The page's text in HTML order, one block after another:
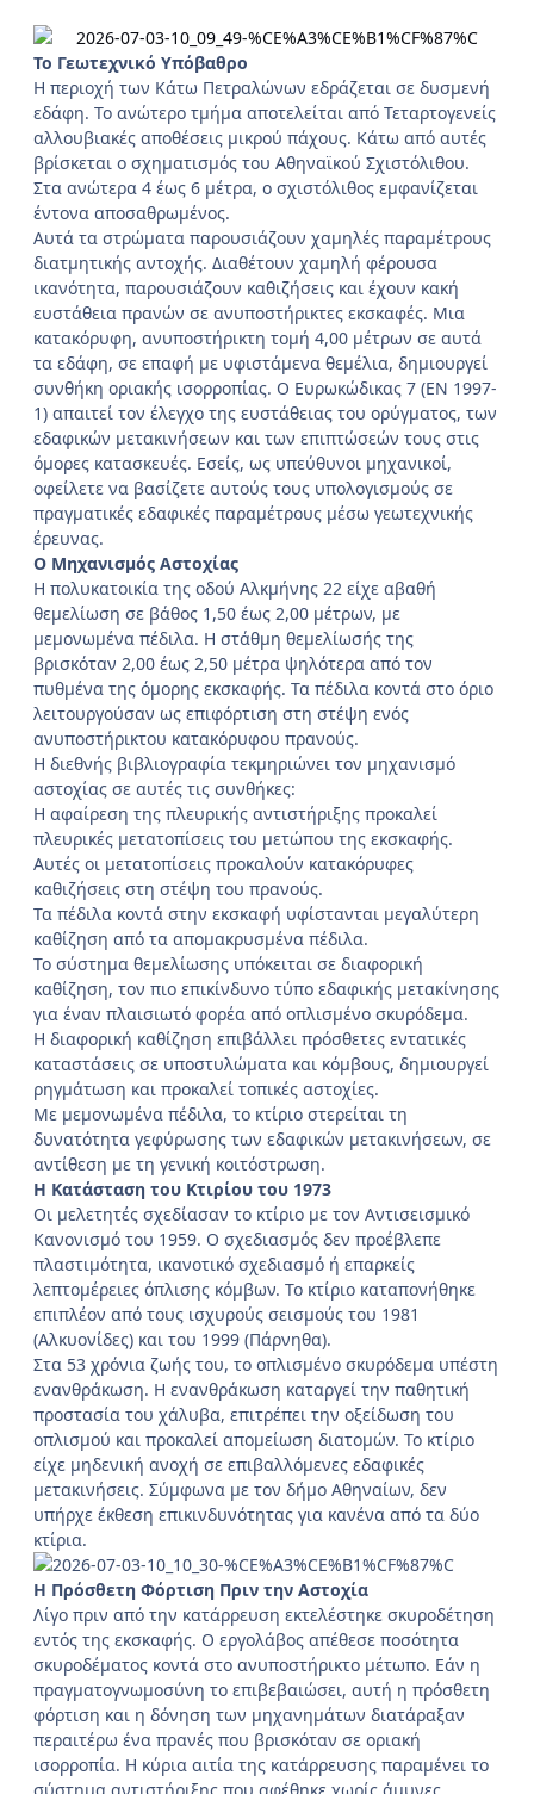
Το Γεωτεχνικό Υπόβαθρο
Η περιοχή των Κάτω Πετραλώνων εδράζεται σε δυσμενή
εδάφη. Το ανώτερο τμήμα αποτελείται από Τεταρτογενείς
αλλουβιακές αποθέσεις μικρού πάχους. Κάτω από αυτές
βρίσκεται ο σχηματισμός του Αθηναϊκού Σχιστόλιθου.
Στα ανώτερα 4 έως 6 μέτρα, ο σχιστόλιθος εμφανίζεται
έντονα αποσαθρωμένος.
Αυτά τα στρώματα παρουσιάζουν χαμηλές παραμέτρους
διατμητικής αντοχής. Διαθέτουν χαμηλή φέρουσα
ικανότητα, παρουσιάζουν καθιζήσεις και έχουν κακή
ευστάθεια πρανών σε ανυποστήρικτες εκσκαφές. Μια
κατακόρυφη, ανυποστήρικτη τομή 4,00 μέτρων σε αυτά
τα εδάφη, σε επαφή με υφιστάμενα θεμέλια, δημιουργεί
συνθήκη οριακής ισορροπίας. Ο Ευρωκώδικας 7 (ΕΝ 1997-
1) απαιτεί τον έλεγχο της ευστάθειας του ορύγματος, των
εδαφικών μετακινήσεων και των επιπτώσεών τους στις
όμορες κατασκευές. Εσείς, ως υπεύθυνοι μηχανικοί,
οφείλετε να βασίζετε αυτούς τους υπολογισμούς σε
πραγματικές εδαφικές παραμέτρους μέσω γεωτεχνικής
έρευνας.
Ο Μηχανισμός Αστοχίας
Η πολυκατοικία της οδού Αλκμήνης 22 είχε αβαθή
θεμελίωση σε βάθος 1,50 έως 2,00 μέτρων, με
μεμονωμένα πέδιλα. Η στάθμη θεμελίωσής της
βρισκόταν 2,00 έως 2,50 μέτρα ψηλότερα από τον
πυθμένα της όμορης εκσκαφής. Τα πέδιλα κοντά στο όριο
λειτουργούσαν ως επιφόρτιση στη στέψη ενός
ανυποστήρικτου κατακόρυφου πρανούς.
Η διεθνής βιβλιογραφία τεκμηριώνει τον μηχανισμό
αστοχίας σε αυτές τις συνθήκες:
Η αφαίρεση της πλευρικής αντιστήριξης προκαλεί
πλευρικές μετατοπίσεις του μετώπου της εκσκαφής.
Αυτές οι μετατοπίσεις προκαλούν κατακόρυφες
καθιζήσεις στη στέψη του πρανούς.
Τα πέδιλα κοντά στην εκσκαφή υφίστανται μεγαλύτερη
καθίζηση από τα απομακρυσμένα πέδιλα.
Το σύστημα θεμελίωσης υπόκειται σε διαφορική
καθίζηση, τον πιο επικίνδυνο τύπο εδαφικής μετακίνησης
για έναν πλαισιωτό φορέα από οπλισμένο σκυρόδεμα.
Η διαφορική καθίζηση επιβάλλει πρόσθετες εντατικές
καταστάσεις σε υποστυλώματα και κόμβους, δημιουργεί
ρηγμάτωση και προκαλεί τοπικές αστοχίες.
Με μεμονωμένα πέδιλα, το κτίριο στερείται τη
δυνατότητα γεφύρωσης των εδαφικών μετακινήσεων, σε
αντίθεση με τη γενική κοιτόστρωση.
Η Κατάσταση του Κτιρίου του 1973
Οι μελετητές σχεδίασαν το κτίριο με τον Αντισεισμικό
Κανονισμό του 1959. Ο σχεδιασμός δεν προέβλεπε
πλαστιμότητα, ικανοτικό σχεδιασμό ή επαρκείς
λεπτομέρειες όπλισης κόμβων. Το κτίριο καταπονήθηκε
επιπλέον από τους ισχυρούς σεισμούς του 1981
(Αλκυονίδες) και του 1999 (Πάρνηθα).
Στα 53 χρόνια ζωής του, το οπλισμένο σκυρόδεμα υπέστη
ενανθράκωση. Η ενανθράκωση καταργεί την παθητική
προστασία του χάλυβα, επιτρέπει την οξείδωση του
οπλισμού και προκαλεί απομείωση διατομών. Το κτίριο
είχε μηδενική ανοχή σε επιβαλλόμενες εδαφικές
μετακινήσεις. Σύμφωνα με τον δήμο Αθηναίων, δεν
υπήρχε έκθεση επικινδυνότητας για κανένα από τα δύο
κτίρια.
Η Πρόσθετη Φόρτιση Πριν την Αστοχία
Λίγο πριν από την κατάρρευση εκτελέστηκε σκυροδέτηση
εντός της εκσκαφής. Ο εργολάβος απέθεσε ποσότητα
σκυροδέματος κοντά στο ανυποστήρικτο μέτωπο. Εάν η
πραγματογνωμοσύνη το επιβεβαιώσει, αυτή η πρόσθετη
φόρτιση και η δόνηση των μηχανημάτων διατάραξαν
περαιτέρω ένα πρανές που βρισκόταν σε οριακή
ισορροπία. Η κύρια αιτία της κατάρρευσης παραμένει το
σύστημα αντιστήριξης που αφέθηκε χωρίς άμυνες.